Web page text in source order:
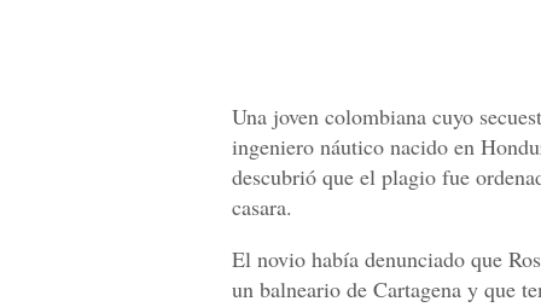
Una joven colombiana cuyo
ingeniero náutico nacido en
descubrió que el plagio fue
casara.
El novio había denunciado que
un balneario de Cartagena y que